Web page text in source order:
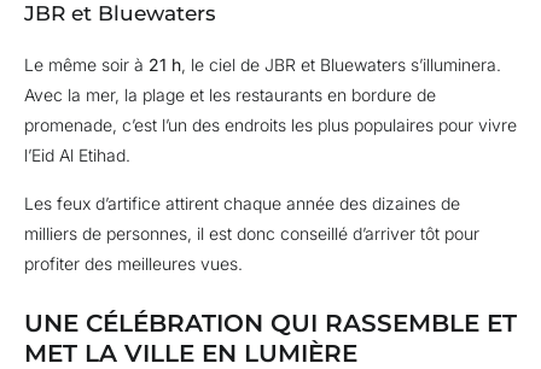
JBR et Bluewaters
Le même soir à 21 h, le ciel de JBR et Bluewaters s’illuminera.
Avec la mer, la plage et les restaurants en bordure de
promenade, c’est l’un des endroits les plus populaires pour vivre
l’Eid Al Etihad.
Les feux d’artifice attirent chaque année des dizaines de
milliers de personnes, il est donc conseillé d’arriver tôt pour
profiter des meilleures vues.
UNE CÉLÉBRATION QUI RASSEMBLE ET
MET LA VILLE EN LUMIÈRE